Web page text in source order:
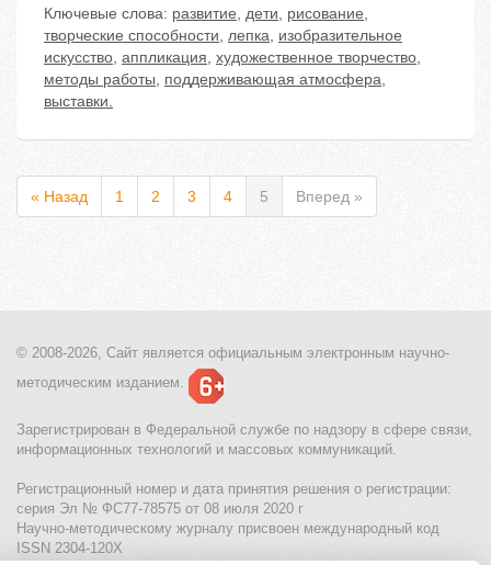
Ключевые слова: развитие, дети, рисование,
творческие способности, лепка, изобразительное
искусство, аппликация, художественное творчество,
методы работы, поддерживающая атмосфера,
выставки.
« Назад 1 2 3 4 5 Вперед »
© 2008-2026, Сайт является официальным электронным научно-
методическим изданием.
Зарегистрирован в Федеральной службе по надзору в сфере связи,
информационных технологий и массовых коммуникаций.
Регистрационный номер и дата принятия решения о регистрации:
серия Эл № ФС77-78575 от 08 июля 2020 г
Научно-методическому журналу присвоен международный код
ISSN 2304-120X